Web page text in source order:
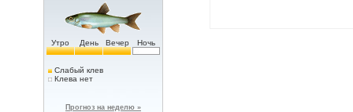
Утро День Вечер Ночь
Слабый клев
Клева нет
Прогноз на неделю »